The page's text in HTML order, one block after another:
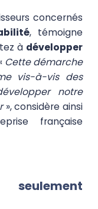
concernés
, témoigne
à développer
Cette démarche
vis-à-vis des
notre
», considère ainsi
française